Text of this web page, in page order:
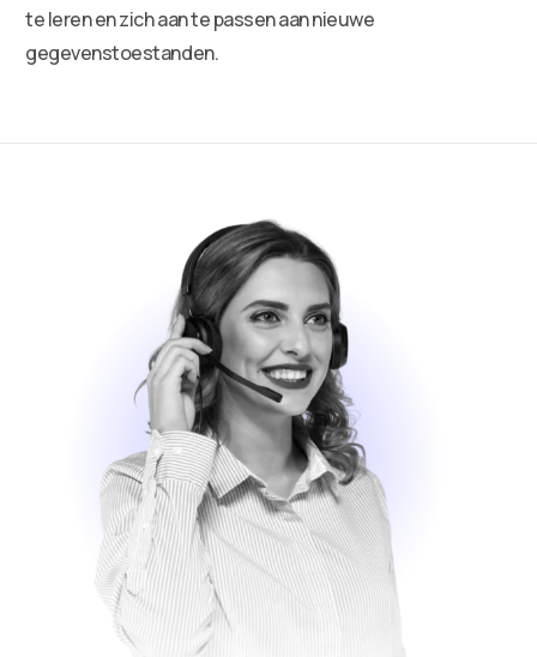
te leren en zich aan te passen aan nieuwe
gegevenstoestanden.